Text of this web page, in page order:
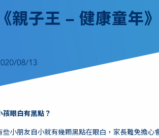
《親子王 – 健康童年
08/13
孩眼白有黑點？
些小朋友自小就有幾顆黑點在眼白，家長難免擔心